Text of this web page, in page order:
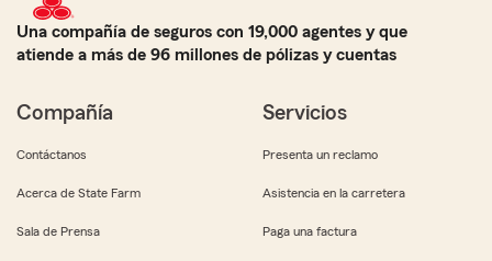
Una compañía de seguros con 19,000 agentes y que
atiende a más de 96 millones de pólizas y cuentas
Compañía
Contáctanos
Acerca de State Farm
Sala de Prensa
Servicios
Presenta un reclamo
Asistencia en la carretera
Paga una factura